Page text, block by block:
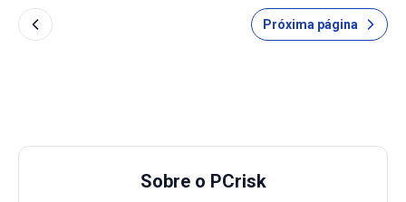
protectsignalarc[.]co.in apresenta alertas enganosos,
incluindo avisos antivírus falsos,
Próxima página
Sobre o PCrisk